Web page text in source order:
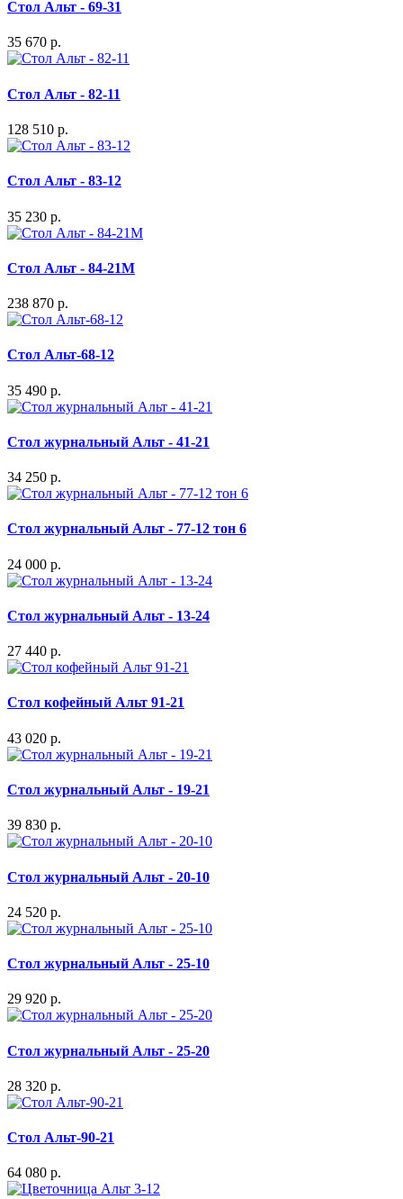
Стол Альт - 69-31
35 670 р.
Стол Альт - 82-11
128 510 р.
Стол Альт - 83-12
35 230 р.
Стол Альт - 84-21M
238 870 р.
Стол Альт-68-12
35 490 р.
Стол журнальный Альт - 41-21
34 250 р.
Стол журнальный Альт - 77-12 тон 6
24 000 р.
Стол журнальный Альт - 13-24
27 440 р.
Стол кофейный Альт 91-21
43 020 р.
Стол журнальный Альт - 19-21
39 830 р.
Стол журнальный Альт - 20-10
24 520 р.
Стол журнальный Альт - 25-10
29 920 р.
Стол журнальный Альт - 25-20
28 320 р.
Стол Альт-90-21
64 080 р.